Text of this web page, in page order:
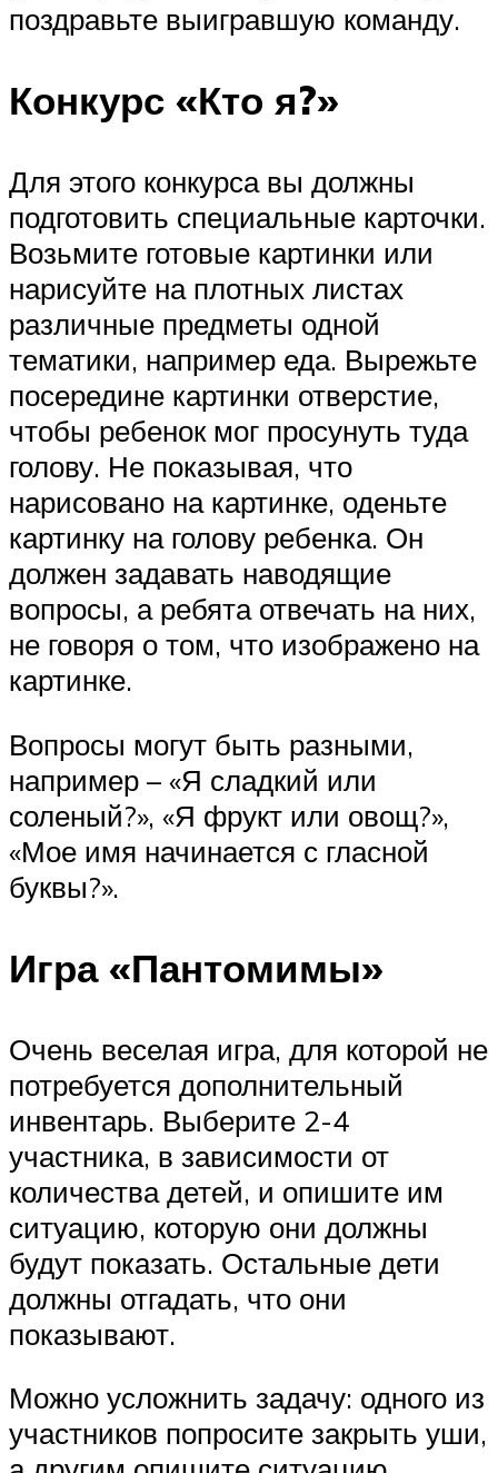
поздравьте выигравшую команду.
Конкурс «Кто я?»
Для этого конкурса вы должны
подготовить специальные карточки.
Возьмите готовые картинки или
нарисуйте на плотных листах
различные предметы одной
тематики, например еда. Вырежьте
посередине картинки отверстие,
чтобы ребенок мог просунуть туда
голову. Не показывая, что
нарисовано на картинке, оденьте
картинку на голову ребенка. Он
должен задавать наводящие
вопросы, а ребята отвечать на них,
не говоря о том, что изображено на
картинке.
Вопросы могут быть разными,
например – «Я сладкий или
соленый?», «Я фрукт или овощ?»,
«Мое имя начинается с гласной
буквы?».
Игра «Пантомимы»
Очень веселая игра, для которой не
потребуется дополнительный
инвентарь. Выберите 2-4
участника, в зависимости от
количества детей, и опишите им
ситуацию, которую они должны
будут показать. Остальные дети
должны отгадать, что они
показывают.
Можно усложнить задачу: одного из
участников попросите закрыть уши,